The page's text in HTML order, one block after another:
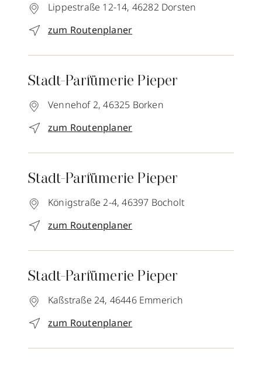
Lippestraße 12-14, 46282 Dorsten
zum Routenplaner
Stadt-Parfümerie Pieper
Vennehof 2, 46325 Borken
zum Routenplaner
Stadt-Parfümerie Pieper
Königstraße 2-4, 46397 Bocholt
zum Routenplaner
Stadt-Parfümerie Pieper
Kaßstraße 24, 46446 Emmerich
zum Routenplaner